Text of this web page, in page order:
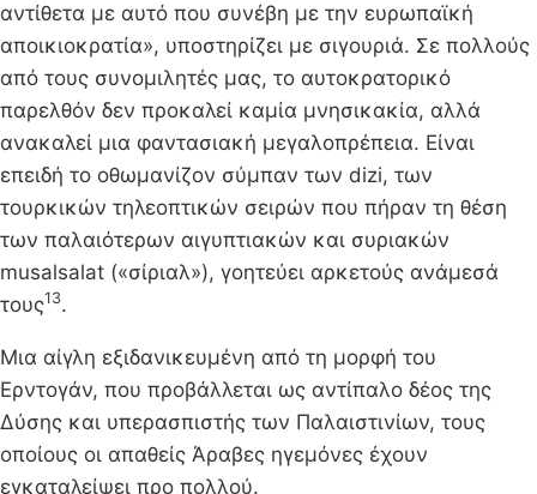
αντίθετα με αυτό που συνέβη με την ευρωπαϊκή
αποικιοκρατία», υποστηρίζει με σιγουριά. Σε πολλούς
από τους συνομιλητές μας, το αυτοκρατορικό
παρελθόν δεν προκαλεί καμία μνησικακία, αλλά
ανακαλεί μια φαντασιακή μεγαλοπρέπεια. Είναι
επειδή το οθωμανίζον σύμπαν των dizi, των
τουρκικών τηλεοπτικών σειρών που πήραν τη θέση
των παλαιότερων αιγυπτιακών και συριακών
musalsalat («σίριαλ»), γοητεύει αρκετούς ανάμεσά
τους13.
Μια αίγλη εξιδανικευμένη από τη μορφή του
Ερντογάν, που προβάλλεται ως αντίπαλο δέος της
Δύσης και υπερασπιστής των Παλαιστινίων, τους
οποίους οι απαθείς Άραβες ηγεμόνες έχουν
εγκαταλείψει προ πολλού.